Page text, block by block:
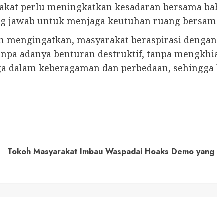
perlu meningkatkan kesadaran bersama
jawab untuk menjaga keutuhan ruang
mengingatkan, masyarakat beraspirasi
adanya benturan destruktif, tanpa
keberagaman dan perbedaan, sehingga
Tokoh Masyarakat Imbau Waspadai Hoaks Demo